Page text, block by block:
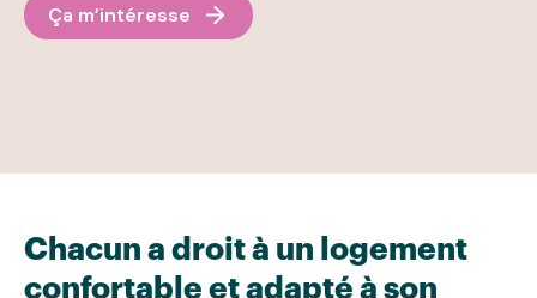
Ça m’intéresse
Chacun a droit à un logement
confortable et adapté à son